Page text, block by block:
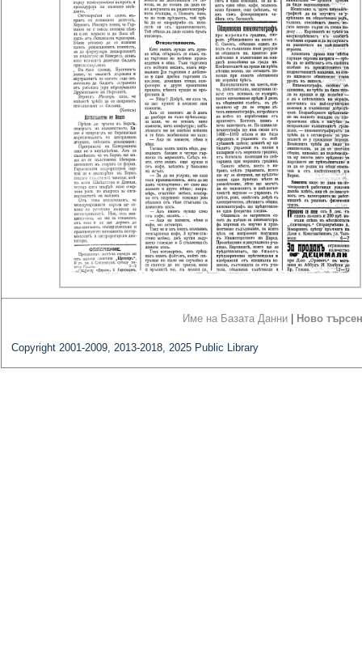
Име на Базата Данни Ново
Copyright 2001-2009, 2013-2018, 2025 Public Library